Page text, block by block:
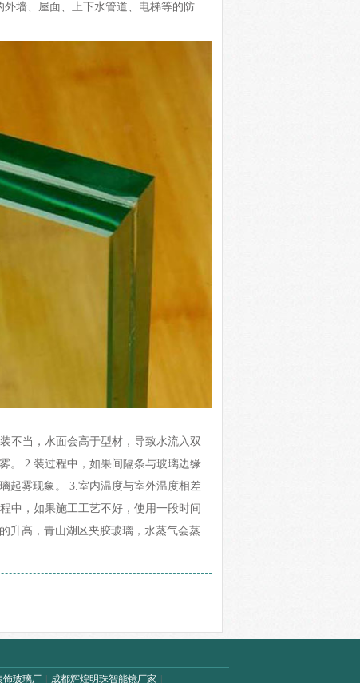
墙、屋面、上下水管道、电梯等的防
不当，水面会高于型材，导致水流入双
。 2.装过程中，如果间隔条与玻璃边缘
起雾现象。 3.室内温度与室外温度相差
中，如果施工工艺不好，使用一段时间
升高，青山湖区夹胶玻璃，水蒸气会蒸
饰玻璃厂 成都辉煌明珠智能镜厂家